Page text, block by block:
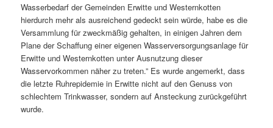
Wasserbedarf der Gemeinden Erwitte und Westernkotten
hierdurch mehr als ausreichend gedeckt sein würde, habe es die
Versammlung für zweckmäßig gehalten, in einigen Jahren dem
Plane der Schaffung einer eigenen Wasserversorgungsanlage für
Erwitte und Westernkotten unter Ausnutzung dieser
Wasservorkommen näher zu treten.” Es wurde angemerkt, dass
die letzte Ruhrepidemie in Erwitte nicht auf den Genuss von
schlechtem Trinkwasser, sondern auf Ansteckung zurückgeführt
wurde.